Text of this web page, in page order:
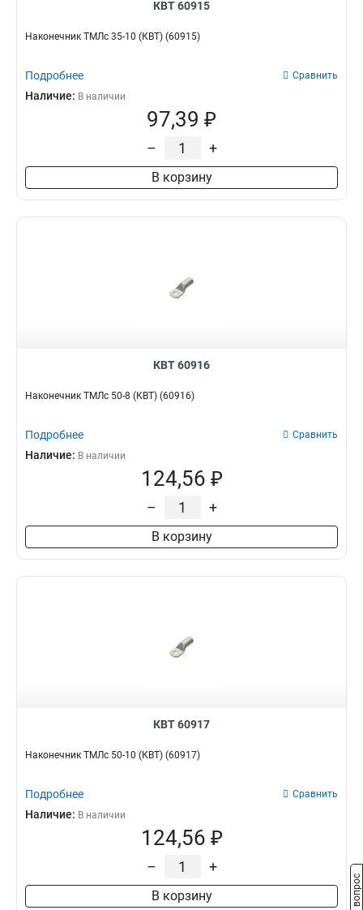
КВТ 60915
Наконечник ТМЛс 35-10 (КВТ) (60915)
Подробнее Сравнить
Наличие: В наличии
97,39 ₽
– +
В корзину
КВТ 60916
Наконечник ТМЛс 50-8 (КВТ) (60916)
Подробнее Сравнить
Наличие: В наличии
124,56 ₽
– +
В корзину
КВТ 60917
Наконечник ТМЛс 50-10 (КВТ) (60917)
Подробнее Сравнить
Наличие: В наличии
124,56 ₽
– +
В корзину